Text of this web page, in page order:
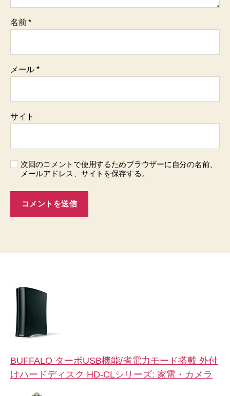
名前*
メール *
サイト
次回のコメントで使用するためブラウザーに自分の名前、
メールアドレス、サイトを保存する。
BUFFALO ターボUSB機能/省電力モード搭載 外付
けハードディスク HD-CLシリーズ: 家電・カメラ